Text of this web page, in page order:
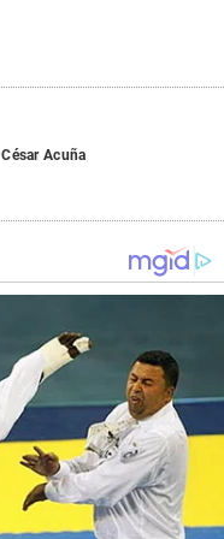
César Acuña